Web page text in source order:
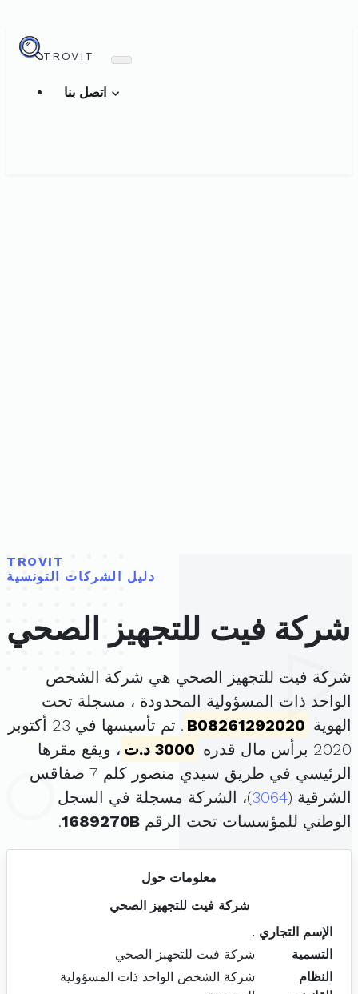
TROVIT
TROVIT
دليل الشركات التونسية
شركة فيت للتجهيز الصحي
شركة فيت للتجهيز الصحي هي شركة الشخص
الواحد ذات المسؤولية المحدودة ، مسجلة تحت
الهوية B08261292020
. تم تأسيسها في 23 أكتوبر
2020 برأس مال قدره
3000 د.ت
، ويقع مقرها
الرئيسي في طريق سيدي منصور كلم 7 صفاقس
الشرقية (3064)، الشركة مسجلة في السجل
الوطني للمؤسسات تحت الرقم 1689270B
.
معلومات حول
شركة فيت للتجهيز الصحي
الإسم التجاري .
التسمية
شركة فيت للتجهيز الصحي
النظام
شركة الشخص الواحد ذات المسؤولية